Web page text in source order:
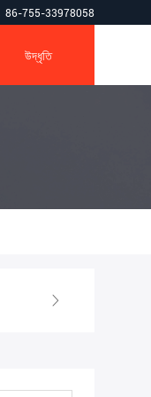
86-755-33978058
উদ্ধৃতি
খননকারী হাইড্রোলিক পাম্প